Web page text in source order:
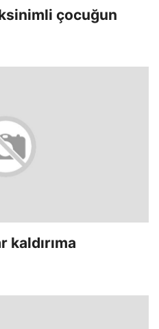
çocuğun
kaldırıma